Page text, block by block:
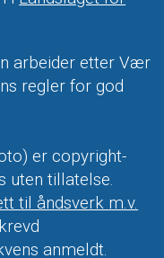
arbeider etter Vær
regler for god
er copyright-
uten tillatelse.
til åndsverk m.v.
anmeldt.